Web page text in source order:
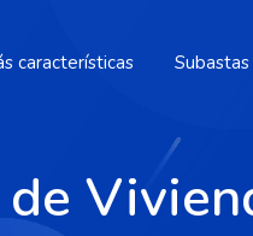
características Subastas